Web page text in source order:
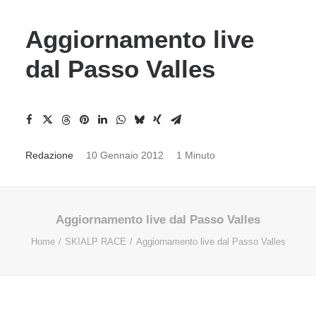
Aggiornamento live
dal Passo Valles
Redazione 10 Gennaio 2012 1 Minuto
Aggiornamento live dal Passo Valles
Home SKIALP RACE Aggiornamento live dal Passo Valles